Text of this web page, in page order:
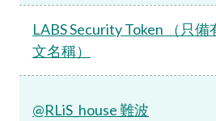
LABS Security Token （只備
文名稱）
@RLiS_house 難波